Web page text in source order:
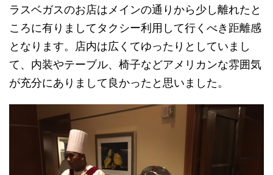
ラスベガスのお店はメインの通りから少し離れたと
ころに有りましてタクシー利用して行くべき距離感
となります。店内は広くてゆったりとしていまし
て、内装やテーブル、椅子などアメリカンな雰囲気
が充分にありまして良かったと思いました。